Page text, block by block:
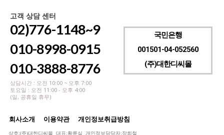
고객 상담 센터
02)776-1148~9
010-8998-0915
010-3888-8776
상담시간 : 오전 10:00 ~ 오후 7:00
토요일 : 오전 11:00 - 오후 4:00
(일, 공휴일 휴무)
국민은행
001501-04-052560
(주)대한디씨몰
회사소개 이용약관 개인정보취급방침
상호:(주)대한디씨몰 대표:황륜실 개인정보담당자:장희철